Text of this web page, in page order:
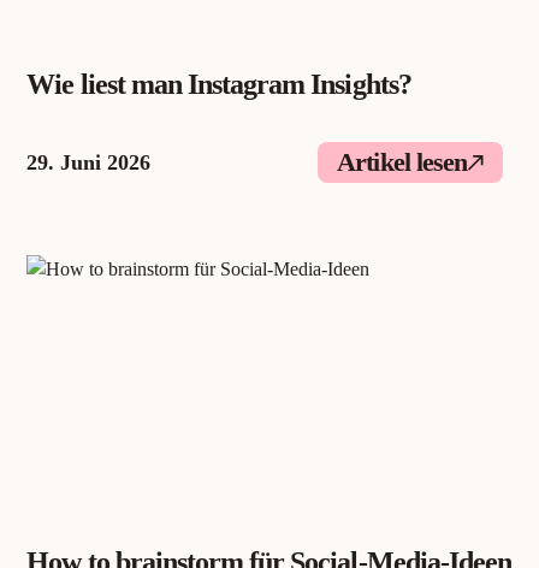
Wie liest man Instagram Insights?
29. Juni 2026 Artikel lesen